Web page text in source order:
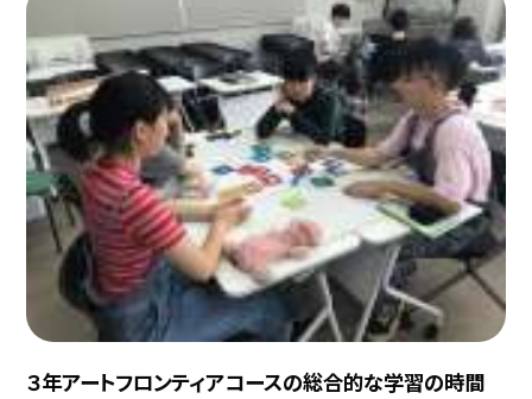
３年アートフロンティアコースの総合的な学習の時間